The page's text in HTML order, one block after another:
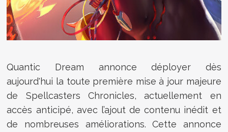
Quantic Dream annonce déployer dès
aujourd'hui la toute première mise à jour majeure
de Spellcasters Chronicles, actuellement en
accès anticipé, avec l’ajout de contenu inédit et
de nombreuses améliorations. Cette annonce